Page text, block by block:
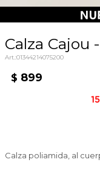
Calza Cajou
01344214075200
$ 899
Calza poliamida, al